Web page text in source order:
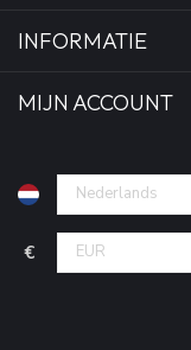
INFORMATIE
MIJN ACCOUNT
€